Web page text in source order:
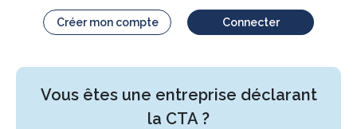
Créer mon compte Connecter
Vous êtes une entreprise déclarant
la CTA ?